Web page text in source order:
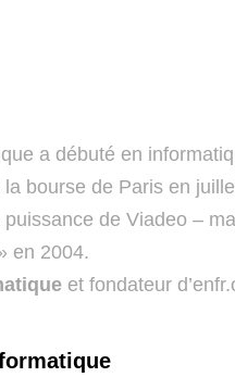
a débuté en
bourse de Paris en
de Viadeo –
en 2004.
et fondateur